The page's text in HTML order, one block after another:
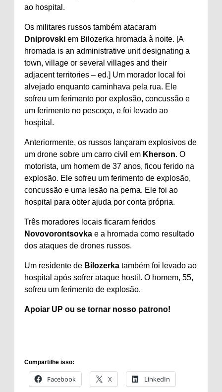
ao hospital.
Os militares russos também atacaram
Dniprovski em Bilozerka hromada à noite. [A
hromada is an administrative unit designating a
town, village or several villages and their
adjacent territories – ed.] Um morador local foi
alvejado enquanto caminhava pela rua. Ele
sofreu um ferimento por explosão, concussão e
um ferimento no pescoço, e foi levado ao
hospital.
Anteriormente, os russos lançaram explosivos de
um drone sobre um carro civil em Kherson. O
motorista, um homem de 37 anos, ficou ferido na
explosão. Ele sofreu um ferimento de explosão,
concussão e uma lesão na perna. Ele foi ao
hospital para obter ajuda por conta própria.
Três moradores locais ficaram feridos
Novovorontsovka e a hromada como resultado
dos ataques de drones russos.
Um residente de Bilozerka também foi levado ao
hospital após sofrer ataque hostil. O homem, 55,
sofreu um ferimento de explosão.
Apoiar UP ou se tornar nosso patrono!
Compartilhe isso:
Facebook X LinkedIn